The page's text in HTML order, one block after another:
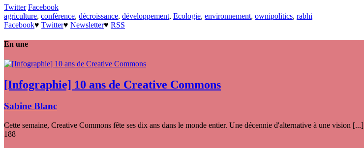
Twitter Facebook
agriculture, conférence, décroissance, développement, Ecologie, environnement, ownipolitics, rabhi
Facebook♥ Twitter♥ Newsletter♥ RSS
En une
[Infographie] 10 ans de Creative Commons
Sabine Blanc
Cette semaine, Creative Commons fête ses dix ans dans le monde entier. Une décennie d'alternative à une vision [...]
188